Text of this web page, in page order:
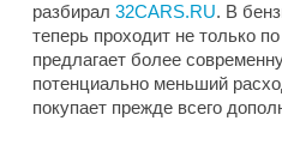
разбирал 32CARS.RU. В
теперь проходит не только
предлагает более
потенциально меньший
покупает прежде всего